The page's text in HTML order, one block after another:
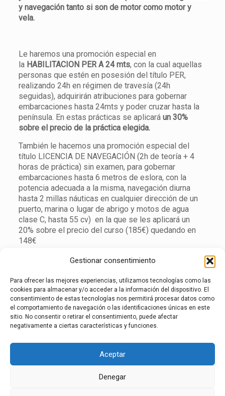
Gestionar consentimiento
Para ofrecer las mejores experiencias, utilizamos tecnologías como las
cookies para almacenar y/o acceder a la información del dispositivo. El
consentimiento de estas tecnologías nos permitirá procesar datos como
el comportamiento de navegación o las identificaciones únicas en este
sitio. No consentir o retirar el consentimiento, puede afectar
negativamente a ciertas características y funciones.
Aceptar
Denegar
y navegación tanto si son de motor como motor y
vela.
Le haremos una promoción especial en
la HABILITACION PER A 24 mts, con la cual aquellas
personas que estén en posesión del título PER,
realizando 24h en régimen de travesía (24h
seguidas), adquirirán atribuciones para gobernar
embarcaciones hasta 24mts y poder cruzar hasta la
península. En estas prácticas se aplicará un 30%
sobre el precio de la práctica elegida.
También le hacemos una promoción especial del
título LICENCIA DE NAVEGACIÓN (2h de teoría + 4
horas de práctica) sin examen, para gobernar
embarcaciones hasta 6 metros de eslora, con la
potencia adecuada a la misma, navegación diurna
hasta 2 millas náuticas en cualquier dirección de un
puerto, marina o lugar de abrigo y motos de agua
clase C, hasta 55 cv) en la que se les aplicará un
20% sobre el precio del curso (185€) quedando en
148€
Consultar en secretaria de la Escuela del Mar para
los descuentos especiales para los títulos de Patrón
de Yate y Capitán de Yate
En los archivos adjuntos encontrará la información
completa del curso PER así como el cartel de las